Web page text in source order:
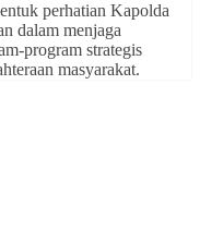
perhatian Kapolda
dalam menjaga
program strategis
masyarakat.